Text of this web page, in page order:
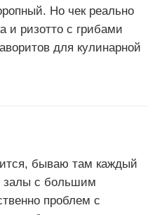
Но чек реально
и ризотто с грибами
для кулинарной
бываю там каждый
залы с большим
проблем с